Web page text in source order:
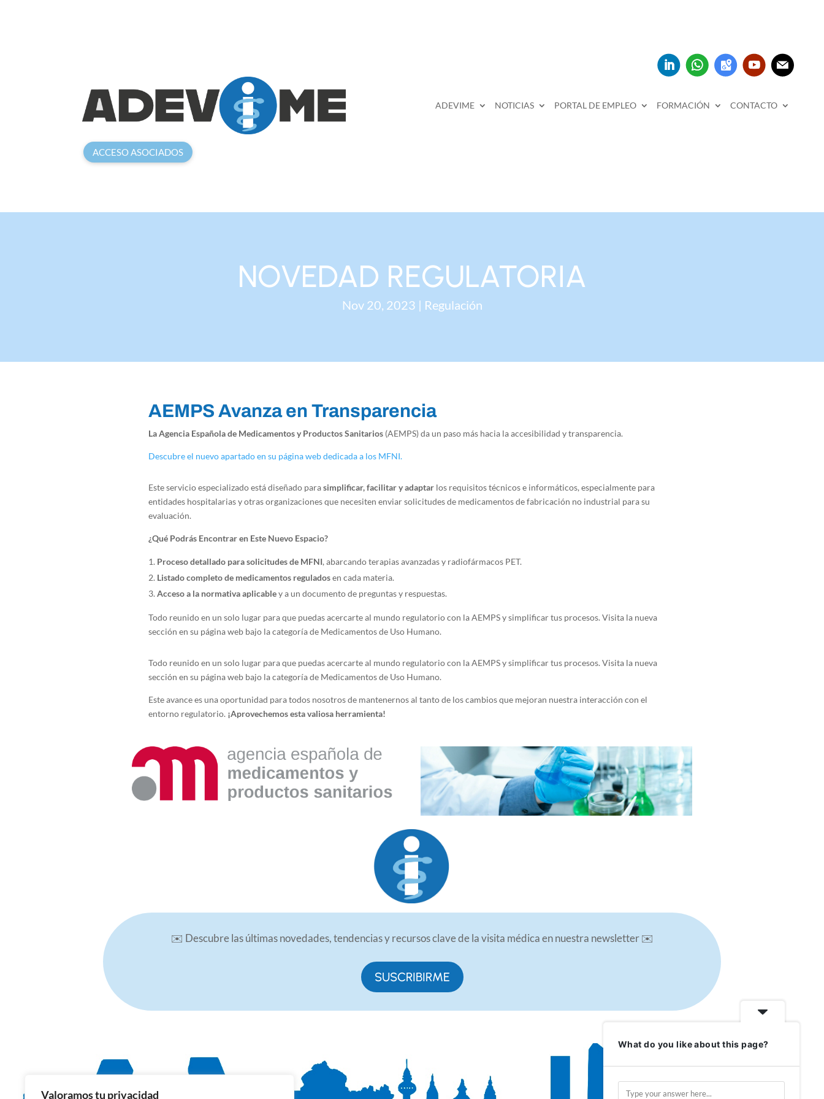
Valoramos tu privacidad
ADEVIME NOTICIAS PORTAL DE EMPLEO FORMACIÓN CONTACTO
ACCESO ASOCIADOS
NOVEDAD REGULATORIA
Nov 20, 2023 | Regulación
AEMPS Avanza en Transparencia
La Agencia Española de Medicamentos y Productos Sanitarios(AEMPS) da un paso más hacia la accesibilidad y transparencia.
Descubre el nuevo apartado en su página web dedicada a los MFNI.
Este servicio especializado está diseñado parasimplificar, facilitar y adaptarlos requisitos técnicos e informáticos, especialmente para
entidades hospitalarias y otras organizaciones que necesiten enviar solicitudes de medicamentos de fabricación no industrial para su
evaluación.
¿Qué Podrás Encontrar en Este Nuevo Espacio?
Proceso detallado para solicitudes de MFNI, abarcando terapias avanzadas y radiofármacos PET.
Listado completo de medicamentos reguladosen cada materia.
Acceso a la normativa aplicabley a un documento de preguntas y respuestas.
Todo reunido en un solo lugar para que puedas acercarte al mundo regulatorio con la AEMPS y simplificar tus procesos. Visita la nueva
sección en su página web bajo la categoría de Medicamentos de Uso Humano.
Todo reunido en un solo lugar para que puedas acercarte al mundo regulatorio con la AEMPS y simplificar tus procesos. Visita la nueva
sección en su página web bajo la categoría de Medicamentos de Uso Humano.
Este avance es una oportunidad para todos nosotros de mantenernos al tanto de los cambios que mejoran nuestra interacción con el
entorno regulatorio. ¡Aprovechemos esta valiosa herramienta!
✉️ Descubre las últimas novedades, tendencias y recursos clave de la visita médica en nuestra newsletter ✉️
SUSCRIBIRME
What do you like about this page?